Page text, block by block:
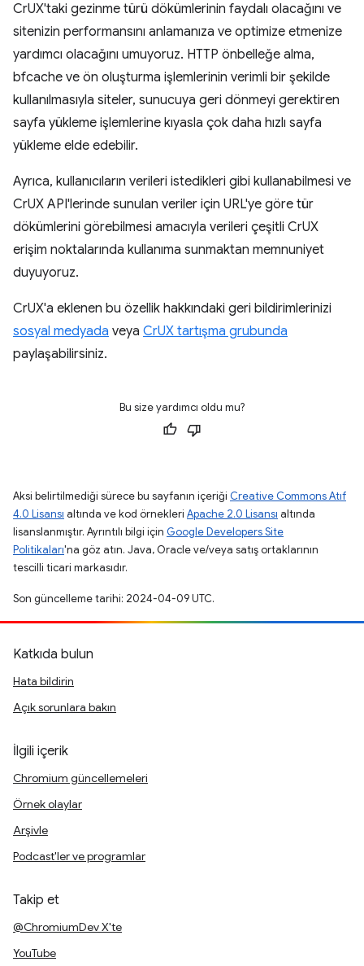
CrUX'taki gezinme türü dökümlerinin faydalı olacağını ve
sitenizin performansını anlamanıza ve optimize etmenize
yardımcı olacağını umuyoruz. HTTP önbelleğe alma,
bfcache ve ön oluşturma işlemlerinin verimli bir şekilde
kullanılmasıyla siteler, sunucuya geri dönmeyi gerektiren
sayfa yükleme işlemlerine kıyasla çok daha hızlı sayfa
yükleme elde edebilir.
Ayrıca, kullanıcıların verileri istedikleri gibi kullanabilmesi ve
CrUX API'lerinde sunulan veriler için URL'ye göre tür
dökümlerini görebilmesi amacıyla verileri çeşitli CrUX
erişim noktalarında kullanıma sunmaktan memnuniyet
duyuyoruz.
CrUX'a eklenen bu özellik hakkındaki geri bildirimlerinizi
sosyal medyada veya CrUX tartışma grubunda
paylaşabilirsiniz.
Bu size yardımcı oldu mu?
Aksi belirtilmediği sürece bu sayfanın içeriği Creative Commons Atıf
4.0 Lisansı altında ve kod örnekleri Apache 2.0 Lisansı altında
lisanslanmıştır. Ayrıntılı bilgi için Google Developers Site
Politikaları'na göz atın. Java, Oracle ve/veya satış ortaklarının
tescilli ticari markasıdır.
Son güncelleme tarihi: 2024-04-09 UTC.
Katkıda bulun
Hata bildirin
Açık sorunlara bakın
İlgili içerik
Chromium güncellemeleri
Örnek olaylar
Arşivle
Podcast'ler ve programlar
Takip et
@ChromiumDev X'te
YouTube